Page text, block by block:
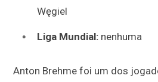
Węgiel
Liga Mundial: nenhuma
Anton Brehme foi um dos